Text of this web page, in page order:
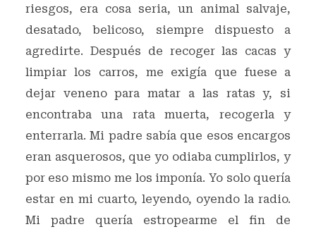
riesgos, era cosa seria, un animal salvaje,
desatado, belicoso, siempre dispuesto a
agredirte. Después de recoger las cacas y
limpiar los carros, me exigía que fuese a
dejar veneno para matar a las ratas y, si
encontraba una rata muerta, recogerla y
enterrarla. Mi padre sabía que esos encargos
eran asquerosos, que yo odiaba cumplirlos, y
por eso mismo me los imponía. Yo solo quería
estar en mi cuarto, leyendo, oyendo la radio.
Mi padre quería estropearme el fin de